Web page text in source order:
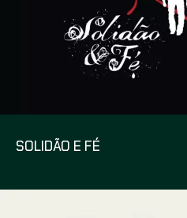
SOLIDÃO E FÉ